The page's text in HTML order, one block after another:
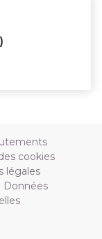
cookies
légales
Données